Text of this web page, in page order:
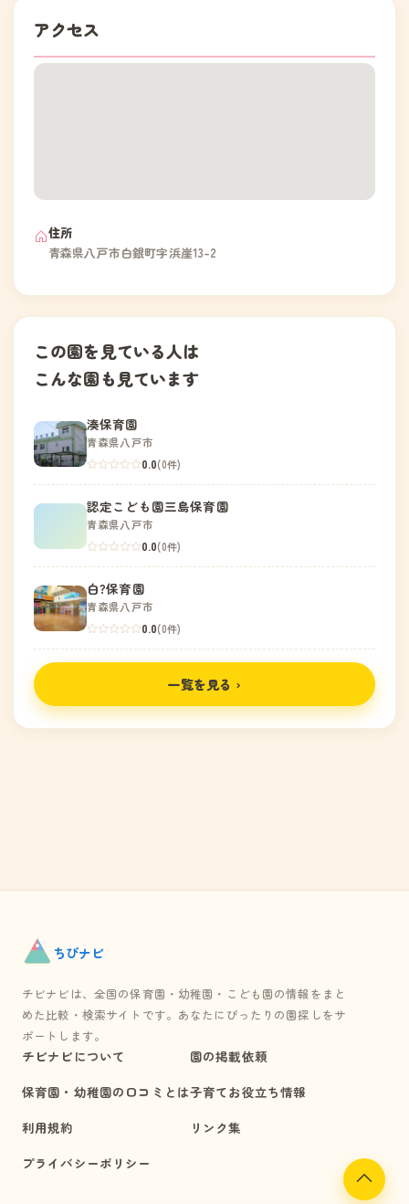
アクセス
住所
青森県八戸市白銀町字浜崖13-2
この園を見ている人は
こんな園も見ています
湊保育園
青森県八戸市
0.0(0件)
認定こども園三島保育園
青森県八戸市
0.0(0件)
白?保育園
青森県八戸市
0.0(0件)
一覧を見る ›
ちびナビ
チビナビは、全国の保育園・幼稚園・こども園の情報をまと
めた比較・検索サイトです。あなたにぴったりの園探しをサ
ポートします。
チビナビについて
保育園・幼稚園の口コミとは
利用規約
プライバシーポリシー
園の掲載依頼
子育てお役立ち情報
リンク集